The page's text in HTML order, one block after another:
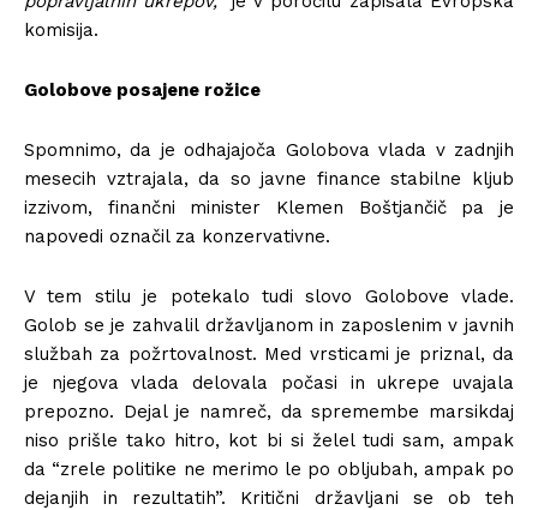
komisija.
Golobove posajene rožice
Spomnimo, da je odhajajoča Golobova vlada v zadnjih
mesecih vztrajala, da so javne finance stabilne kljub
izzivom, finančni minister Klemen Boštjančič pa je
napovedi označil za konzervativne.
V tem stilu je potekalo tudi slovo Golobove vlade.
Golob se je zahvalil državljanom in zaposlenim v javnih
službah za požrtovalnost. Med vrsticami je priznal, da
je njegova vlada delovala počasi in ukrepe uvajala
prepozno. Dejal je namreč, da spremembe marsikdaj
niso prišle tako hitro, kot bi si želel tudi sam, ampak
da “zrele politike ne merimo le po obljubah, ampak po
dejanjih in rezultatih”. Kritični državljani se ob teh